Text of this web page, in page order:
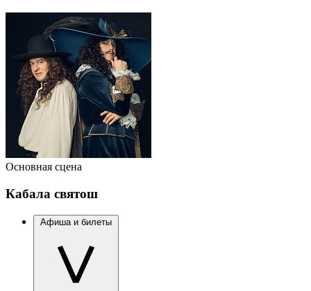
Основная сцена
Кабала святош
Афиша и билеты